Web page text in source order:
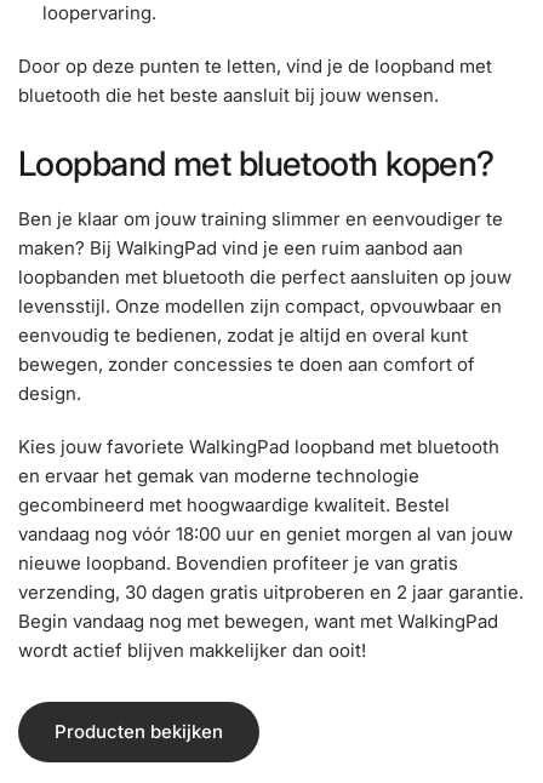
loopervaring.
Door op deze punten te letten, vind je de loopband met
bluetooth die het beste aansluit bij jouw wensen.
Loopband met bluetooth kopen?
Ben je klaar om jouw training slimmer en eenvoudiger te
maken? Bij WalkingPad vind je een ruim aanbod aan
loopbanden met bluetooth die perfect aansluiten op jouw
levensstijl. Onze modellen zijn compact, opvouwbaar en
eenvoudig te bedienen, zodat je altijd en overal kunt
bewegen, zonder concessies te doen aan comfort of
design.
Kies jouw favoriete WalkingPad loopband met bluetooth
en ervaar het gemak van moderne technologie
gecombineerd met hoogwaardige kwaliteit. Bestel
vandaag nog vóór 18:00 uur en geniet morgen al van jouw
nieuwe loopband. Bovendien profiteer je van gratis
verzending, 30 dagen gratis uitproberen en 2 jaar garantie.
Begin vandaag nog met bewegen, want met WalkingPad
wordt actief blijven makkelijker dan ooit!
Producten bekijken